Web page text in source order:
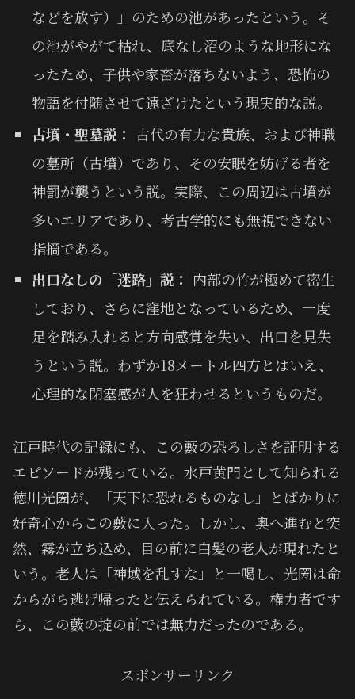
などを放す）」のための池があったという。そ
の池がやがて枯れ、底なし沼のような地形にな
ったため、子供や家畜が落ちないよう、恐怖の
物語を付随させて遠ざけたという現実的な説。
古墳・聖墓説： 古代の有力な貴族、および神職
の墓所（古墳）であり、その安眠を妨げる者を
神罰が襲うという説。実際、この周辺は古墳が
多いエリアであり、考古学的にも無視できない
指摘である。
出口なしの「迷路」説： 内部の竹が極めて密生
しており、さらに窪地となっているため、一度
足を踏み入れると方向感覚を失い、出口を見失
うという説。わずか18メートル四方とはいえ、
心理的な閉塞感が人を狂わせるというものだ。
江戸時代の記録にも、この藪の恐ろしさを証明する
エピソードが残っている。水戸黄門として知られる
徳川光圀が、「天下に恐れるものなし」とばかりに
好奇心からこの藪に入った。しかし、奥へ進むと突
然、霧が立ち込め、目の前に白髪の老人が現れたと
いう。老人は「神域を乱すな」と一喝し、光圀は命
からがら逃げ帰ったと伝えられている。権力者です
ら、この藪の掟の前では無力だったのである。
スポンサーリンク